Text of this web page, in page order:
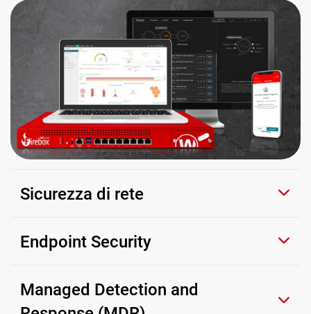
Sicurezza di rete
Endpoint Security
Managed Detection and